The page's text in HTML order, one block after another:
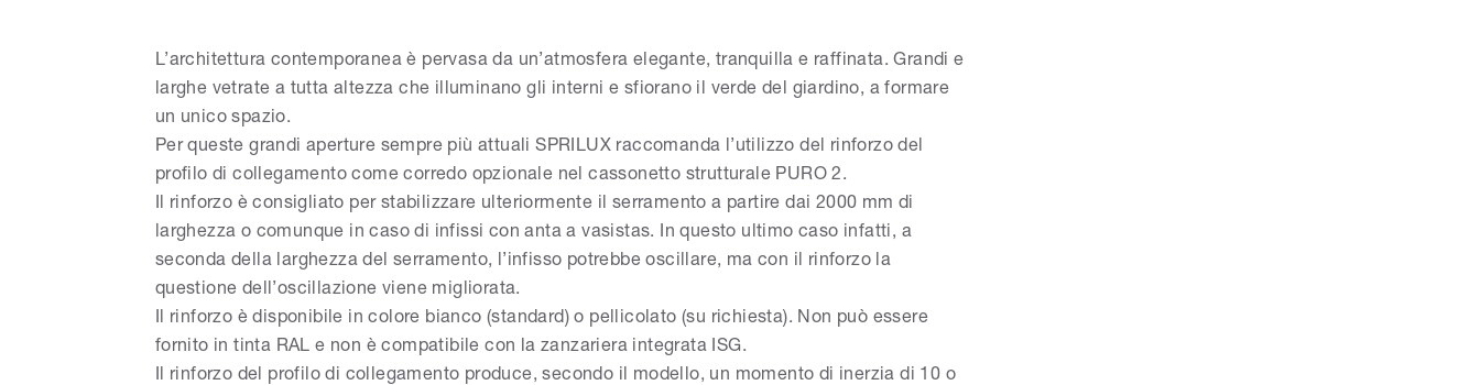
L’architettura contemporanea è pervasa da un’atmosfera elegante, tranquilla e raffinata. Grandi e
larghe vetrate a tutta altezza che illuminano gli interni e sfiorano il verde del giardino, a formare
un unico spazio.
Per queste grandi aperture sempre più attuali SPRILUX raccomanda l’utilizzo del rinforzo del
profilo di collegamento come corredo opzionale nel cassonetto strutturale PURO 2.
Il rinforzo è consigliato per stabilizzare ulteriormente il serramento a partire dai 2000 mm di
larghezza o comunque in caso di infissi con anta a vasistas. In questo ultimo caso infatti, a
seconda della larghezza del serramento, l’infisso potrebbe oscillare, ma con il rinforzo la
questione dell’oscillazione viene migliorata.
Il rinforzo è disponibile in colore bianco (standard) o pellicolato (su richiesta). Non può essere
fornito in tinta RAL e non è compatibile con la zanzariera integrata ISG.
Il rinforzo del profilo di collegamento produce, secondo il modello, un momento di inerzia di 10 o